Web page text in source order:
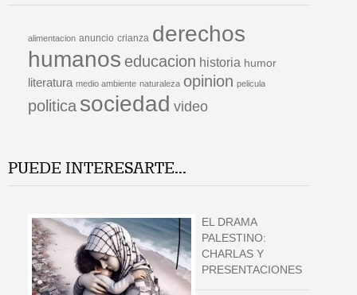
alimentacion anuncio crianza derechos
humanos educacion historia humor
literatura medio ambiente naturaleza opinion pelicula
politica sociedad video
PUEDE INTERESARTE...
EL DRAMA
PALESTINO:
CHARLAS Y
PRESENTACIONES